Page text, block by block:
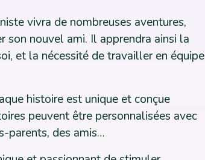
vivra de nombreuses aventures,
son nouvel ami. Il apprendra ainsi la
et la nécessité de travailler en équipe
histoire est unique et conçue
peuvent être personnalisées avec
parents, des amis…